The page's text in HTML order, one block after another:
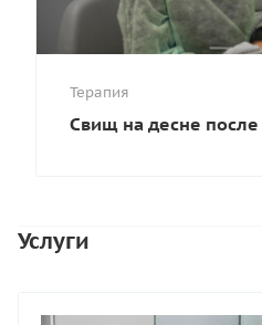
Терапия
Свищ на десне
Услуги